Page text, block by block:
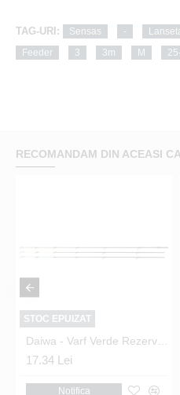
TAG-URI: Sensas -
Feeder
3 3m M
RECOMANDAM DIN ACEASI
STOC EPUIZAT
17.34 Lei
Notifica